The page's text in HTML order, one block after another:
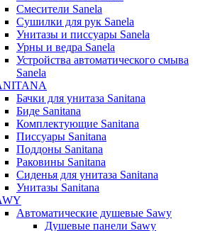
Смесители Sanela
Сушилки для рук Sanela
Унитазы и писсуары Sanela
Урны и ведра Sanela
Устройства автоматического смыва
Sanela
Бачки для унитаза Sanitana
Биде Sanitana
Комплектующие Sanitana
Писсуары Sanitana
Поддоны Sanitana
Раковины Sanitana
Сиденья для унитаза Sanitana
Унитазы Sanitana
Автоматические душевые Sawy
Душевые панели Sawy